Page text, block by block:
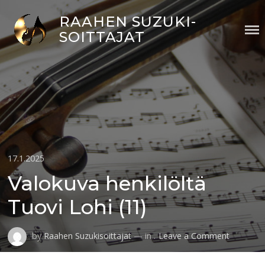
content
RAAHEN SUZUKI-
SOITTAJAT
Posted
on
17.1.2025
Valokuva henkilöltä
Tuovi Lohi (11)
byRaahen Suzukisoittajat— in . Leave a Commenton
Valokuva